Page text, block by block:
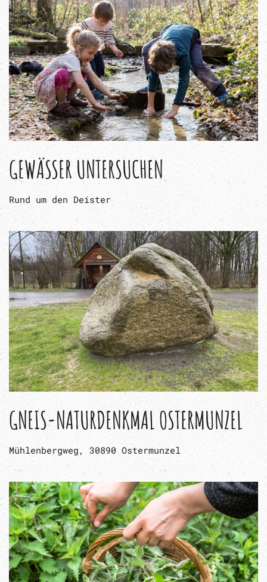
GEWÄSSER UNTERSUCHEN
Rund um den Deister
GNEIS-NATURDENKMAL OSTERMUNZEL
Mühlenbergweg, 30890 Ostermunzel